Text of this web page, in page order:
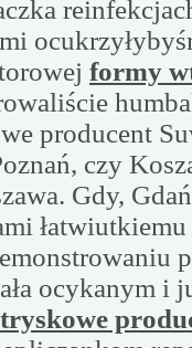
formy
producent
czy
Gdy,
łatwiutkiemu
ocykanym i